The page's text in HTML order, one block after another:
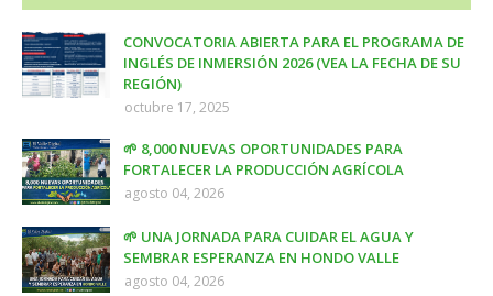
CONVOCATORIA ABIERTA PARA EL PROGRAMA DE
INGLÉS DE INMERSIÓN 2026 (VEA LA FECHA DE SU
REGIÓN)
octubre 17, 2025
🌱 8,000 NUEVAS OPORTUNIDADES PARA
FORTALECER LA PRODUCCIÓN AGRÍCOLA
agosto 04, 2026
🌱 UNA JORNADA PARA CUIDAR EL AGUA Y
SEMBRAR ESPERANZA EN HONDO VALLE
agosto 04, 2026